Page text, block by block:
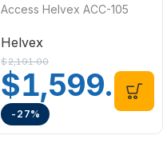
Access Helvex ACC-105
Helvex
$2,191.00
$1,599.00
-27%